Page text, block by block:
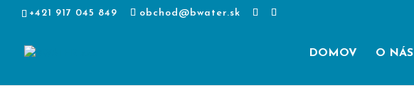
+421 917 045 849 obchod@bwater.sk
DOMOV O NÁS